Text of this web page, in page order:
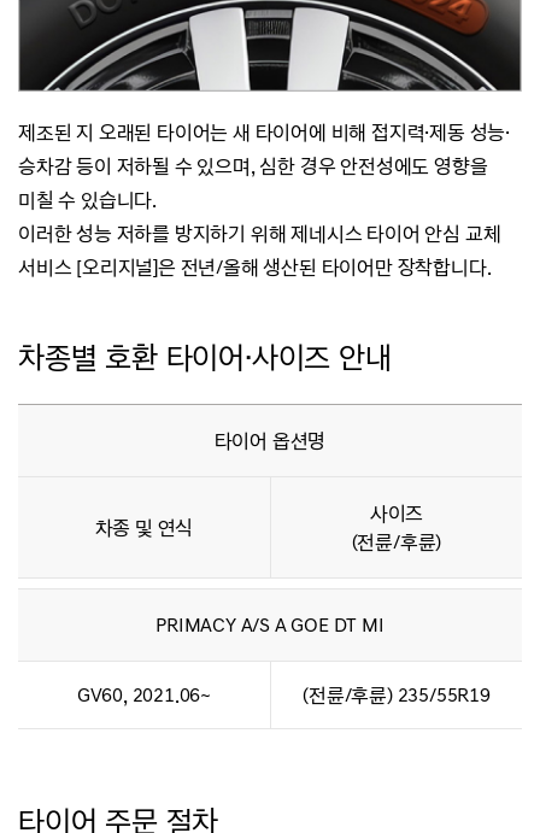
제조된 지 오래된 타이어는 새 타이어에 비해 접지력·제동 성능·
승차감 등이 저하될 수 있으며, 심한 경우 안전성에도 영향을
미칠 수 있습니다.
이러한 성능 저하를 방지하기 위해 제네시스 타이어 안심 교체
서비스 [오리지널]은 전년/올해 생산된 타이어만 장착합니다.
차종별 호환 타이어·사이즈 안내
타이어 옵션명
차종 및 연식
사이즈
(전륜/후륜)
PRIMACY A/S A GOE DT MI
GV60, 2021.06~ (전륜/후륜) 235/55R19
타이어 주문 절차